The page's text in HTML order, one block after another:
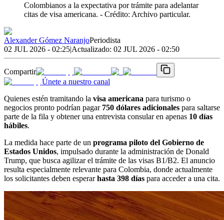
Colombianos a la expectativa por trámite para adelantar
citas de visa americana. - Crédito: Archivo particular.
Alexander Gómez NaranjoPeriodista
02 JUL 2026 - 02:25|Actualizado: 02 JUL 2026 - 02:50
Compartir
Únete a nuestro canal
Quienes estén tramitando la visa americana para turismo o
negocios pronto podrían pagar 750 dólares adicionales para saltarse
parte de la fila y obtener una entrevista consular en apenas 10 días
hábiles.
La medida hace parte de un programa piloto del Gobierno de
Estados Unidos, impulsado durante la administración de Donald
Trump, que busca agilizar el trámite de las visas B1/B2. El anuncio
resulta especialmente relevante para Colombia, donde actualmente
los solicitantes deben esperarhasta 398 días para acceder a una cita.